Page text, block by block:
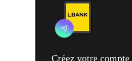
Créez votre